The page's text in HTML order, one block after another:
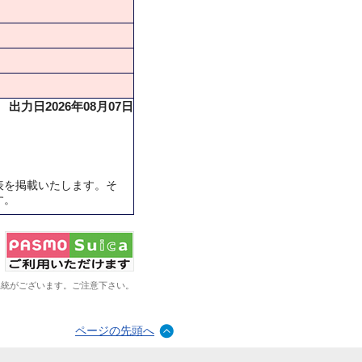
出力日2026年08月07日
掲載いたします。そ
がございます。ご注意下さい。
ページの先頭へ